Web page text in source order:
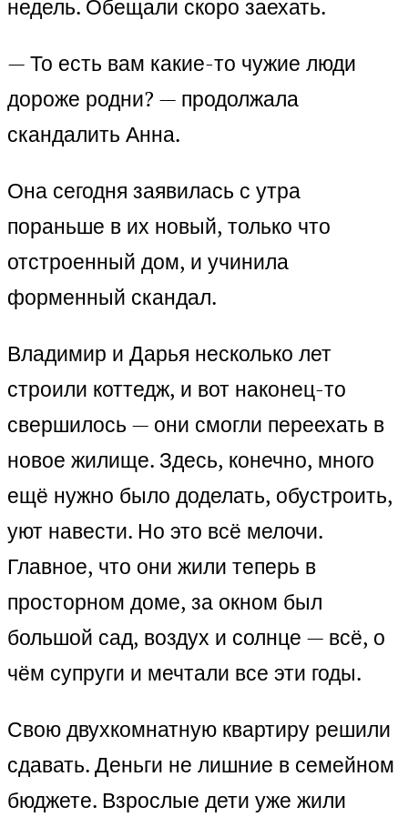
недель. Обещали скоро заехать.
— То есть вам какие-то чужие люди
дороже родни? — продолжала
скандалить Анна.
Она сегодня заявилась с утра
пораньше в их новый, только что
отстроенный дом, и учинила
форменный скандал.
Владимир и Дарья несколько лет
строили коттедж, и вот наконец-то
свершилось — они смогли переехать в
новое жилище. Здесь, конечно, много
ещё нужно было доделать, обустроить,
уют навести. Но это всё мелочи.
Главное, что они жили теперь в
просторном доме, за окном был
большой сад, воздух и солнце — всё, о
чём супруги и мечтали все эти годы.
Свою двухкомнатную квартиру решили
сдавать. Деньги не лишние в семейном
бюджете. Взрослые дети уже жили